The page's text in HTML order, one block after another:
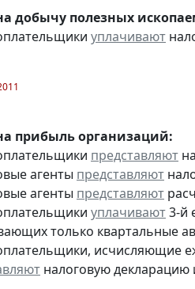
добычу полезных
уплачивают
прибыль организаций:
представляют
агенты представляют
агенты представляют
уплачивают3-й
только квартальные
исчисляющие
налоговую декларацию